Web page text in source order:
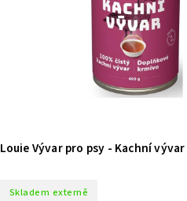
Louie Vývar pro psy - Kachní vývar
Skladem externě